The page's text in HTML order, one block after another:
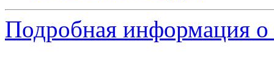
Подробная информация